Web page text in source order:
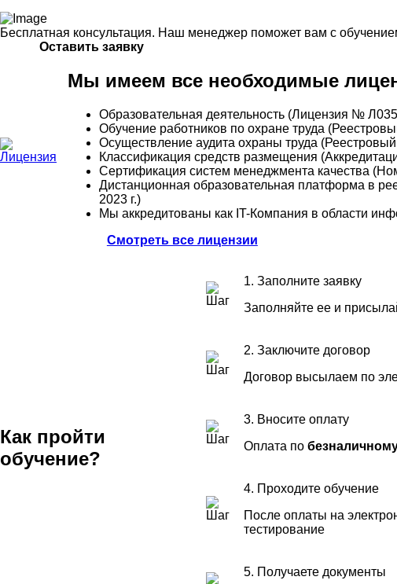
Бесплатная консультация. Наш менеджер поможет вам с
Оставить заявку
Мы имеем все необходимые
Образовательная деятельность (Лицензия №
Обучение работников по охране труда
Осуществление аудита охраны труда
Классификация средств размещения
Сертификация систем менеджмента качества
Дистанционная образовательная платформа в
2023 г.)
Мы аккредитованы как IT-Компания в области
Смотреть все лицензии
Как пройти
обучение?
1. Заполните заявку
Заполняйте ее и
2. Заключите договор
Договор высылаем по
3. Вносите оплату
Оплата по
4. Проходите обучение
После оплаты на
тестирование
5. Получаете документы